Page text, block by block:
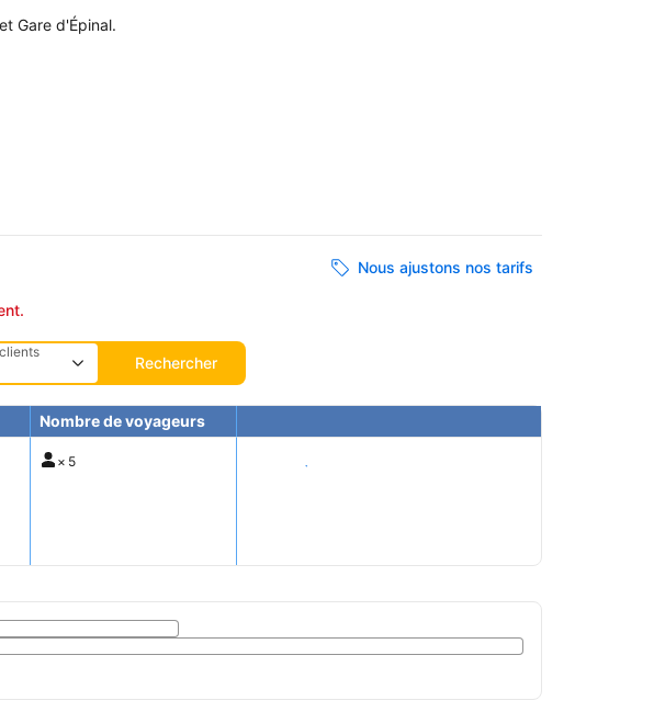
Gare d'Épinal.
Nous ajustons nos tarifs
Rechercher
Nombre de voyageurs
× 5 Voir les tarifs